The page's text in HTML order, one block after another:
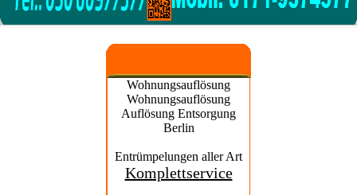
Wohnungsauflösung
Wohnungsauflösung
Auflösung Entsorgung
Berlin
Entrümpelungen aller Art
Komplettservice